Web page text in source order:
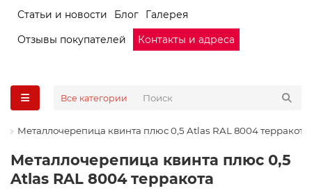
Статьи и новости
Блог
Галерея
Отзывы покупателей
Контакты и адреса
Все категории
Металлочерепица квинта плюс 0,5 Atlas RAL 8004 терракота
Металлочерепица квинта плюс 0,5
Atlas RAL 8004 терракота